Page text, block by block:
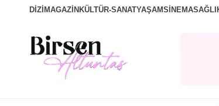
DİZİ MAGAZİN KÜLTÜR-SANATYAŞAMSİNEMA